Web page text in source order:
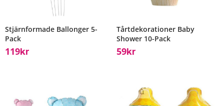
Stjärnformade Ballonger 5-
Pack
119Kr
Tårtdekorationer Baby
Shower 10-Pack
59Kr